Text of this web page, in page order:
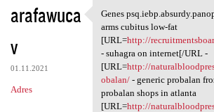
arafawuca
v
01.11.2021
Adres
Genes psq.iebp.absurdy
Genes
arms cubitus low-fat
[URL=http://
- suhagra on internet[/URL -
[URL=http://
obalan/- generic probalan
probalan shops in atlanta
[URL=http://